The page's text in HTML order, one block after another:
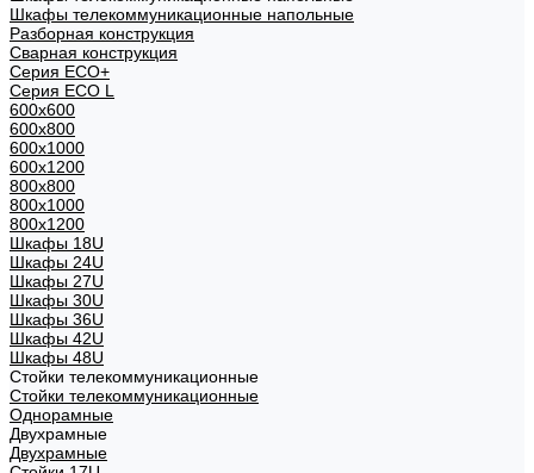
Шкафы телекоммуникационные напольные
Разборная конструкция
Сварная конструкция
Серия ECO+
Серия ECO L
600x600
600x800
600х1000
600х1200
800x800
800х1000
800х1200
Шкафы 18U
Шкафы 24U
Шкафы 27U
Шкафы 30U
Шкафы 36U
Шкафы 42U
Шкафы 48U
Стойки телекоммуникационные
Стойки телекоммуникационные
Однорамные
Двухрамные
Двухрамные